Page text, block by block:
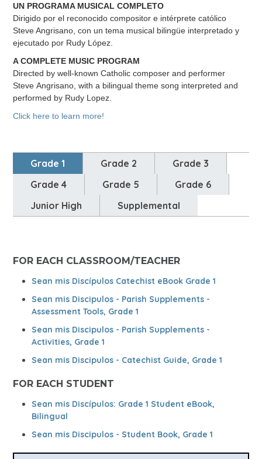
UN PROGRAMA MUSICAL COMPLETO
Dirigido por el reconocido compositor e intérprete católico
Steve Angrisano, con un tema musical bilingüe interpretado y
ejecutado por Rudy López.
A COMPLETE MUSIC PROGRAM
Directed by well-known Catholic composer and performer
Steve Angrisano, with a bilingual theme song interpreted and
performed by Rudy Lopez.
Click here to learn more!
Grade 1 Grade 2
Grade 3
Grade 4
Grade 5
Grade 6
Junior High
Supplemental
FOR EACH CLASSROOM/TEACHER
Sean mis Discípulos Catechist eBook Grade 1
Sean mis Discipulos - Parish Supplements -
Assessment Tools, Grade 1
Sean mis Discipulos - Parish Supplements -
Activities, Grade 1
Sean mis Discipulos - Catechist Guide, Grade 1
FOR EACH STUDENT
Sean mis Discípulos: Grade 1 Student eBook,
Bilingual
Sean mis Discipulos - Student Book, Grade 1